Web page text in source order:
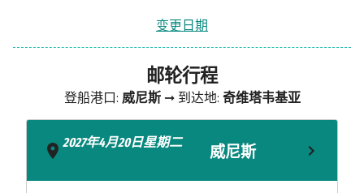
变更日期
邮轮行程
登船港口: 威尼斯➞ 到达地: 奇维塔韦基亚
2027年4月20日星期二
威尼斯